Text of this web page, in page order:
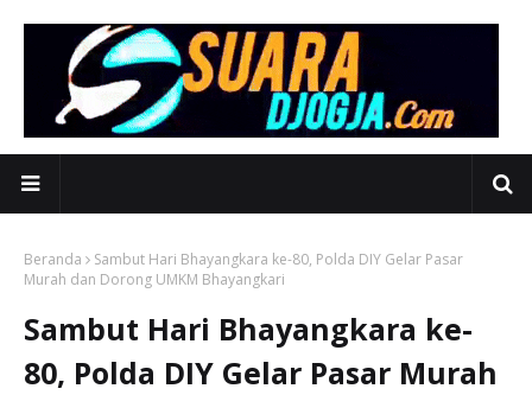
Beranda
Sambut Hari Bhayangkara ke-80, Polda DIY Gelar Pasar
Murah dan Dorong UMKM Bhayangkari
Sambut Hari Bhayangkara ke-
80, Polda DIY Gelar Pasar Murah